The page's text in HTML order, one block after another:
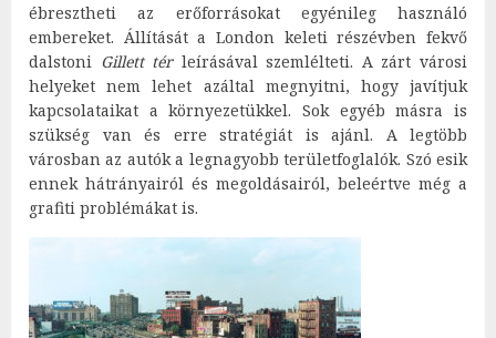
ébresztheti az erőforrásokat egyénileg használó
embereket. Állítását a London keleti részévben fekvő
dalstoni Gillett térleírásával szemlélteti. A zárt városi
helyeket nem lehet azáltal megnyitni, hogy javítjuk
kapcsolataikat a környezetükkel. Sok egyéb másra is
szükség van és erre stratégiát is ajánl. A legtöbb
városban az autók a legnagyobb területfoglalók. Szó esik
ennek hátrányairól és megoldásairól, beleértve még a
grafiti problémákat is.